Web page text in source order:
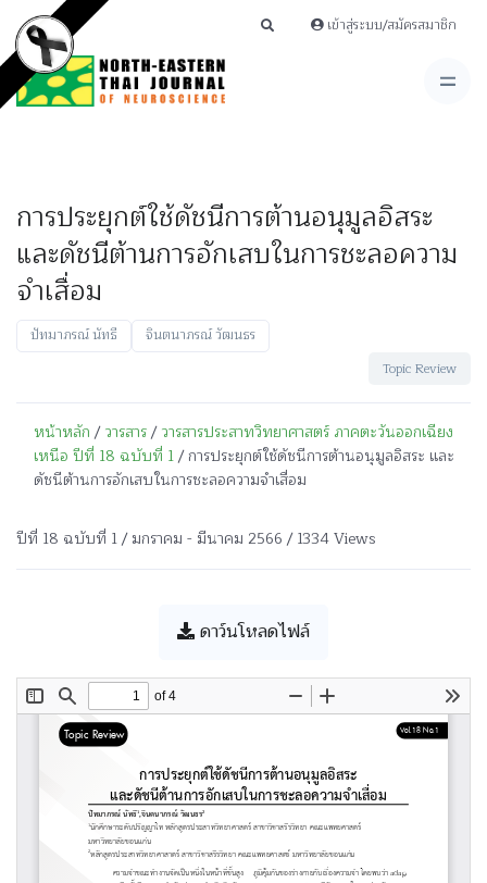
เข้าสู่ระบบ/สมัครสมาชิก
การประยุกต์ใช้ดัชนีการต้านอนุมูลอิสระ
และดัชนีต้านการอักเสบในการชะลอความ
จำเสื่อม
ปัทมาภรณ์ นัทธี
จินตนาภรณ์ วัฒนธร
Topic Review
หน้าหลัก/วารสาร/วารสารประสาทวิทยาศาสตร์ ภาคตะวันออกเฉียง
เหนือ ปีที่ 18 ฉบับที่ 1/ การประยุกต์ใช้ดัชนีการต้านอนุมูลอิสระ และ
ดัชนีต้านการอักเสบในการชะลอความจำเสื่อม
ปีที่ 18 ฉบับที่ 1 / มกราคม - มีนาคม 2566 / 1334 Views
ดาว์นโหลดไฟล์